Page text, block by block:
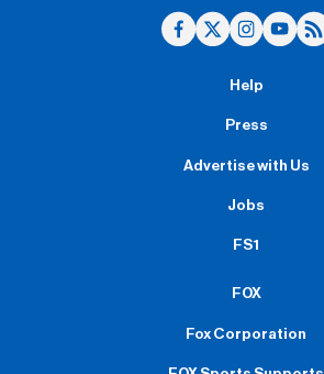
Help
Press
Advertise with Us
Jobs
FS1
FOX
Fox Corporation